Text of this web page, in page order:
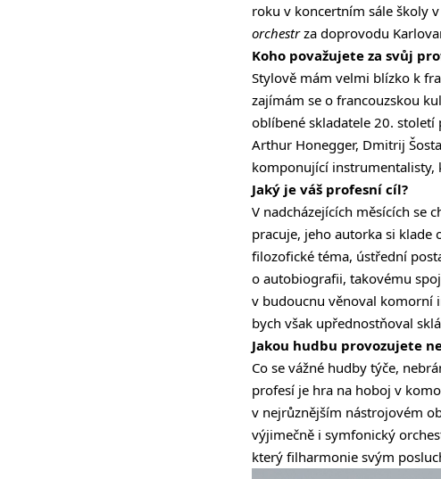
roku v koncertním sále školy
orchestrza doprovodu
Koho považujete za svůj
Stylově mám velmi blízko k
zajímám se o francouzskou
oblíbené skladatele 20. století
Arthur Honegger, Dmitrij
komponující instrumentalisty,
Jaký je váš profesní cíl?
V nadcházejících měsících se
pracuje, jeho autorka si klade
filozofické téma, ústřední
o autobiografii, takovému
v budoucnu věnoval komorní
bych však upřednostňoval
Jakou hudbu provozujete
Co se vážné hudby týče,
profesí je hra na hoboj v
v nejrůznějším nástrojovém
výjimečně i symfonický
který filharmonie svým